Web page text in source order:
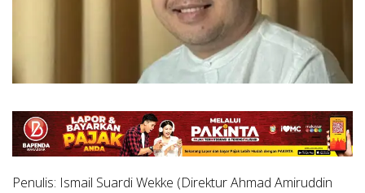
Penulis: Ismail Suardi Wekke (Direktur Ahmad Amiruddin